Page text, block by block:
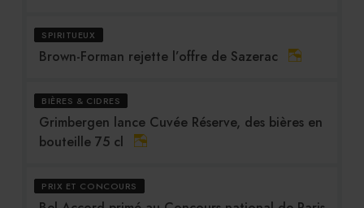
SPIRITUEUX
Brown-Forman rejette l’offre de Sazerac
BIÈRES & CIDRES
Grimbergen lance Cuvée Réserve, des bières en
bouteille 75 cl
PRIX ET CONCOURS